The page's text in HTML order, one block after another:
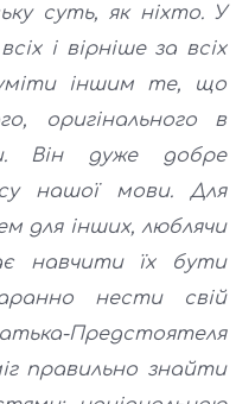
суть, як ніхто. У
і вірніше за всіх
іншим те, що
оригінального в
Він дуже добре
нашої мови. Для
для інших, люблячи
навчити їх бути
нести свій
Предстоятеля
правильно знайти